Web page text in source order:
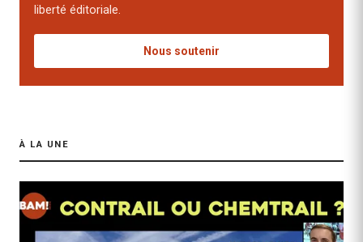
liberté éditoriale.
Nous soutenir
À LA UNE